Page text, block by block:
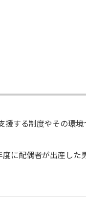
する制度やその環
配偶者が出産した